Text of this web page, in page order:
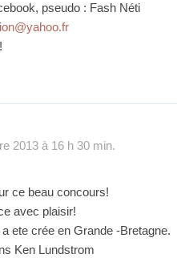
pseudo : Fash Néti
2013 à 16 h 30 min.
ce beau concours!
avec plaisir!
ete crée en Grande -Bretagne.
Ken Lundstrom